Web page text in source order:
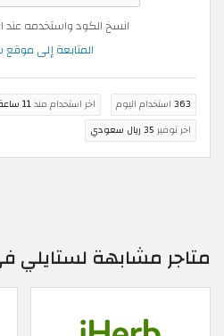
انسخ الكود واستخدمه عند
المتابعة إلى
363 استخدام اليوم اخر استخدام منذ11 ساعة
اخر توفير 35 ريال سعودي
متاجر مشابهة لستايلي